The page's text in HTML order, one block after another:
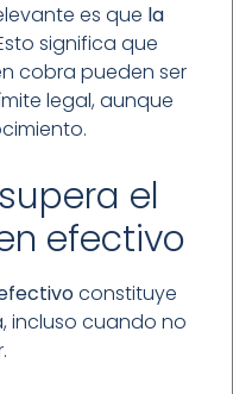
es que la
significa que
cobra pueden ser
legal, aunque
el
efectivo
constituye
incluso cuando no